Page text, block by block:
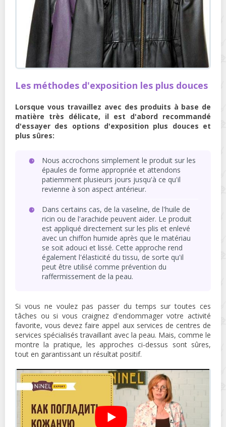
Les méthodes d'exposition les plus douces
Lorsque vous travaillez avec des produits à base de
matière très délicate, il est d'abord recommandé
d'essayer des options d'exposition plus douces et
plus sûres:
Nous accrochons simplement le produit sur les
épaules de forme appropriée et attendons
patiemment plusieurs jours jusqu'à ce qu'il
revienne à son aspect antérieur.
Dans certains cas, de la vaseline, de l'huile de
ricin ou de l'arachide peuvent aider. Le produit
est appliqué directement sur les plis et enlevé
avec un chiffon humide après que le matériau
se soit adouci et lissé. Cette approche rend
également l'élasticité du tissu, de sorte qu'il
peut être utilisé comme prévention du
raffermissement de la peau.
Si vous ne voulez pas passer du temps sur toutes ces
tâches ou si vous craignez d'endommager votre activité
favorite, vous devez faire appel aux services de centres de
services spécialisés travaillant avec la peau. Mais, comme le
montre la pratique, les approches ci-dessus sont sûres,
tout en garantissant un résultat positif.